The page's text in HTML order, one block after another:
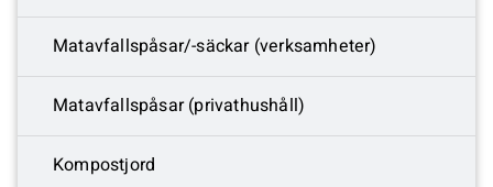
Matavfallspåsar/-säckar (verksamheter)
Matavfallspåsar (privathushåll)
Kompostjord